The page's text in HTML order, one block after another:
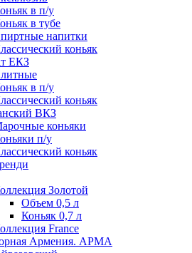
в п/у
в тубе
напитки
коньяк
ЕКЗ
в п/у
коньяк
ВКЗ
коньяки
п/у
коньяк
Золотой
Объем 0,5 л
Коньяк 0,7 л
France
Армения. АРМА